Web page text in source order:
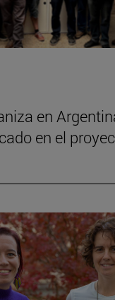
en
en el